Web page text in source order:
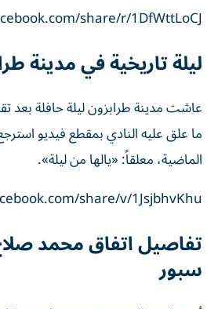
share/r/1DfWttLoCJ/
ليلة تاريخية في مدينة
عاشت مدينة طرابزون ليلة حافلة بعد
ما علق عليه النادي بمقطع فيديو
الماضية، معلقاً: «يالها من ليلة».
share/v/1JsjbhvKhu/
تفاصيل اتفاق محمد
سبور